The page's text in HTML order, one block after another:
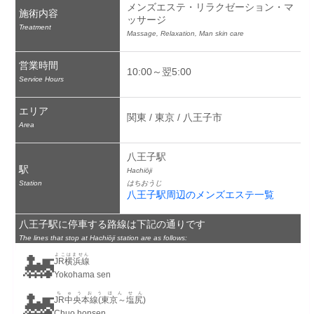
施術内容
Treatment
メンズエステ・リラクゼーション・マ
ッサージ
Massage, Relaxation, Man skin care
営業時間
Service Hours
10:00～翌5:00
エリア
Area
関東 / 東京 / 八王子市
駅
Station
八王子駅
Hachiōji
はちおうじ
八王子駅周辺のメンズエステ一覧
八王子駅に停車する路線は下記の通りです
The lines that stop at Hachiōji station are as follows:
🚂JR横浜線
よこはません
Yokohama sen
🚂JR中央本線(東京～塩尻)
ちゅうおうほんせん